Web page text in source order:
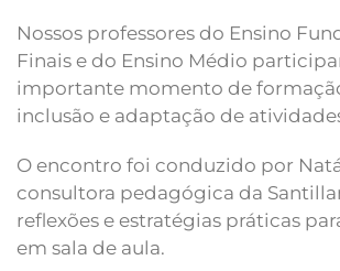
Nossos professores do Ensino
Finais e do Ensino Médio
importante momento de
inclusão e adaptação de
O encontro foi conduzido por
consultora pedagógica da
reflexões e estratégias práticas
em sala de aula.